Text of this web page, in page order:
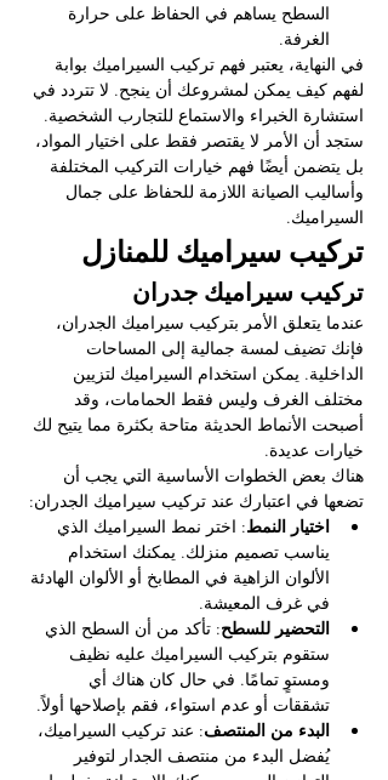
السطح يساهم في الحفاظ على حرارة
الغرفة.
في النهاية، يعتبر فهم تركيب السيراميك بوابة
لفهم كيف يمكن لمشروعك أن ينجح. لا تتردد في
استشارة الخبراء والاستماع للتجارب الشخصية.
ستجد أن الأمر لا يقتصر فقط على اختيار المواد،
بل يتضمن أيضًا فهم خيارات التركيب المختلفة
وأساليب الصيانة اللازمة للحفاظ على جمال
السيراميك.
تركيب سيراميك للمنازل
تركيب سيراميك جدران
عندما يتعلق الأمر بتركيب سيراميك الجدران،
فإنك تضيف لمسة جمالية إلى المساحات
الداخلية. يمكن استخدام السيراميك لتزيين
مختلف الغرف وليس فقط الحمامات، وقد
أصبحت الأنماط الحديثة متاحة بكثرة مما يتيح لك
خيارات عديدة.
هناك بعض الخطوات الأساسية التي يجب أن
تضعها في اعتبارك عند تركيب سيراميك الجدران:
اختيار النمط: اختر نمط السيراميك الذي
يناسب تصميم منزلك. يمكنك استخدام
الألوان الزاهية في المطابخ أو الألوان الهادئة
في غرف المعيشة.
التحضير للسطح: تأكد من أن السطح الذي
ستقوم بتركيب السيراميك عليه نظيف
ومستوٍ تمامًا. في حال كان هناك أي
تشققات أو عدم استواء، فقم بإصلاحها أولاً.
البدء من المنتصف: عند تركيب السيراميك،
يُفضل البدء من منتصف الجدار لتوفير